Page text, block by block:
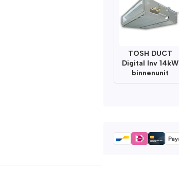
TOSH DUCT
Digital Inv 14kW
binnenunit